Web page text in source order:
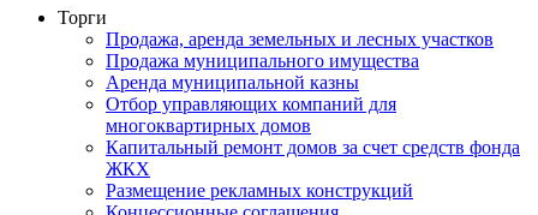
Торги
Продажа, аренда земельных и лесных участков
Продажа муниципального имущества
Аренда муниципальной казны
Отбор управляющих компаний для
многоквартирных домов
Капитальный ремонт домов за счет средств фонда
ЖКХ
Размещение рекламных конструкций